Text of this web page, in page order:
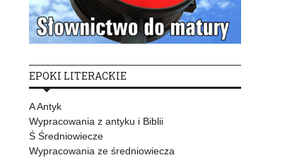
EPOKI LITERACKIE
A Antyk
Wypracowania z antyku i Biblii
Ś Średniowiecze
Wypracowania ze średniowiecza